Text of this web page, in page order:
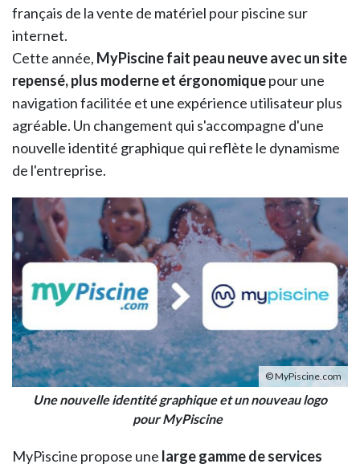
français de la vente de matériel pour piscine sur
internet.
Cette année, MyPiscine fait peau neuve avec un site
repensé, plus moderne et érgonomiquepour une
navigation facilitée et une expérience utilisateur plus
agréable. Un changement qui s'accompagne d'une
nouvelle identité graphique qui reflète le dynamisme
de l'entreprise.
© MyPiscine.com
Une nouvelle identité graphique et un nouveau logo
pour MyPiscine
MyPiscine propose une large gamme de services